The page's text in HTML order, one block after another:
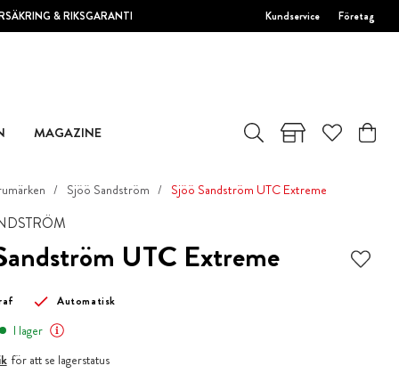
& RIKSGARANTI Kundservice Företag
MAGAZINE
Sjöö Sandström Sjöö Sandström UTC Extreme
UTC Extreme
Automatisk
I lager
för att se lagerstatus